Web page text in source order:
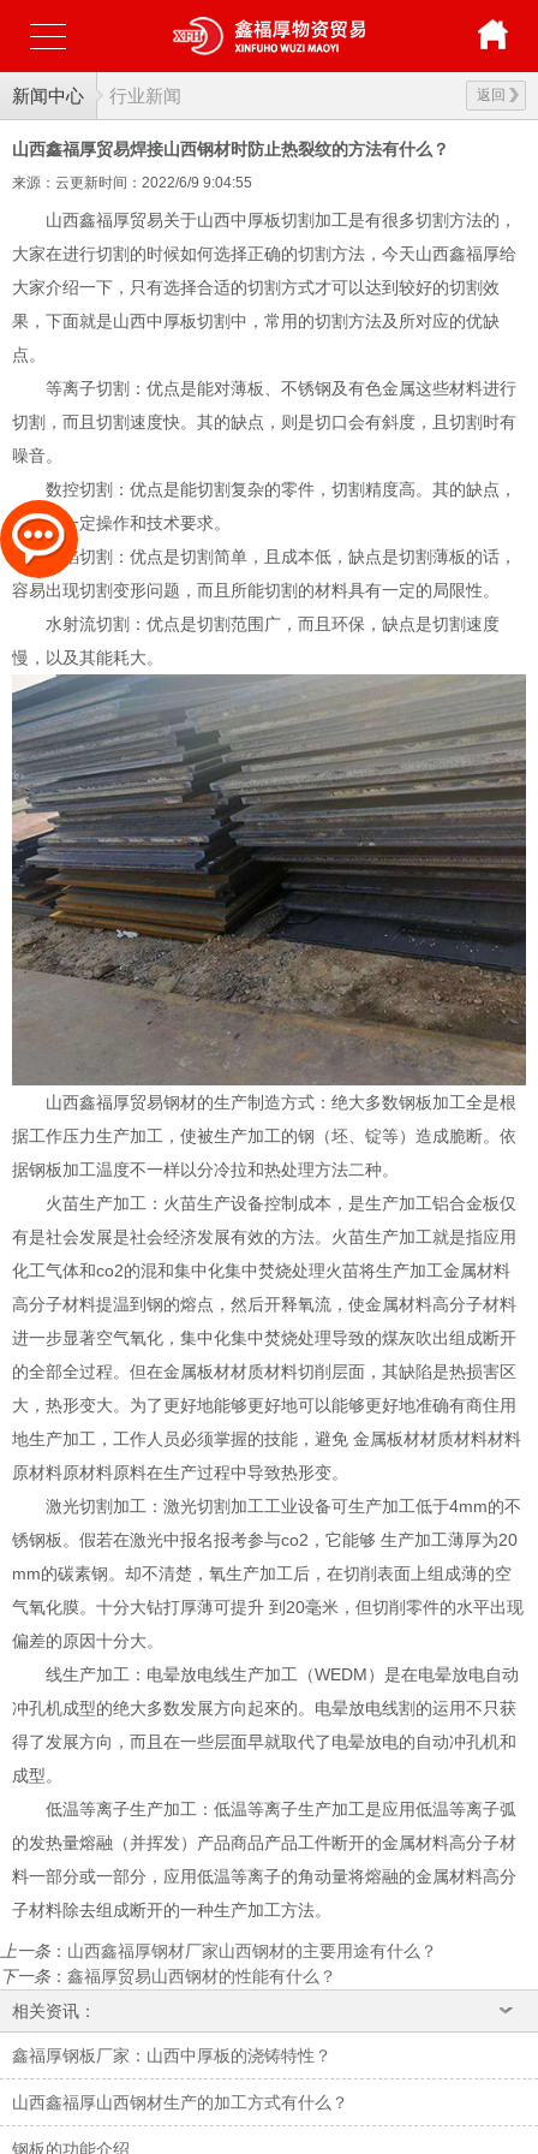
新闻中心 返回
行业新闻
山西鑫福厚贸易焊接山西钢材时防止热裂纹的方法有什么？
来源：云更新时间：2022/6/9 9:04:55
山西鑫福厚贸易关于山西中厚板切割加工是有很多切割方法的，
大家在进行切割的时候如何选择正确的切割方法，今天山西鑫福厚给
大家介绍一下，只有选择合适的切割方式才可以达到较好的切割效
果，下面就是山西中厚板切割中，常用的切割方法及所对应的优缺
点。
等离子切割：优点是能对薄板、不锈钢及有色金属这些材料进行
切割，而且切割速度快。其的缺点，则是切口会有斜度，且切割时有
噪音。
数控切割：优点是能切割复杂的零件，切割精度高。其的缺点，
则是有一定操作和技术要求。
火焰切割：优点是切割简单，且成本低，缺点是切割薄板的话，
容易出现切割变形问题，而且所能切割的材料具有一定的局限性。
水射流切割：优点是切割范围广，而且环保，缺点是切割速度
慢，以及其能耗大。
山西鑫福厚贸易钢材的生产制造方式：绝大多数钢板加工全是根
据工作压力生产加工，使被生产加工的钢（坯、锭等）造成脆断。依
据钢板加工温度不一样以分冷拉和热处理方法二种。
火苗生产加工：火苗生产设备控制成本，是生产加工铝合金板仅
有是社会发展是社会经济发展有效的方法。火苗生产加工就是指应用
化工气体和co2的混和集中化集中焚烧处理火苗将生产加工金属材料
高分子材料提温到钢的熔点，然后开释氧流，使金属材料高分子材料
进一步显著空气氧化，集中化集中焚烧处理导致的煤灰吹出组成断开
的全部全过程。但在金属板材材质材料切削层面，其缺陷是热损害区
大，热形变大。为了更好地能够更好地可以能够更好地准确有商住用
地生产加工，工作人员必须掌握的技能，避免 金属板材材质材料材料
原材料原材料原料在生产过程中导致热形变。
激光切割加工：激光切割加工工业设备可生产加工低于4mm的不
锈钢板。假若在激光中报名报考参与co2 ，它能够 生产加工薄厚为20
mm的碳素钢。却不清楚，氧生产加工后，在切削表面上组成薄的空
气氧化膜。十分大钻打厚薄可提升 到 20毫米，但切削零件的水平出现
偏差的原因十分大。
线生产加工：电晕放电线生产加工（WEDM）是在电晕放电自动
冲孔机成型的绝大多数发展方向起來的。电晕放电线割的运用不只获
得了发展方向，而且在一些层面早就取代了电晕放电的自动冲孔机和
成型。
低温等离子生产加工：低温等离子生产加工是应用低温等离子弧
的发热量熔融（并挥发）产品商品产品工件断开的金属材料高分子材
料一部分或一部分，应用低温等离子的角动量将熔融的金属材料高分
子材料除去组成断开的一种生产加工方法。
上一条： 山西鑫福厚钢材厂家山西钢材的主要用途有什么？
下一条： 鑫福厚贸易山西钢材的性能有什么？
相关资讯：
鑫福厚钢板厂家：山西中厚板的浇铸特性？
山西鑫福厚山西钢材生产的加工方式有什么？
钢板的功能介绍